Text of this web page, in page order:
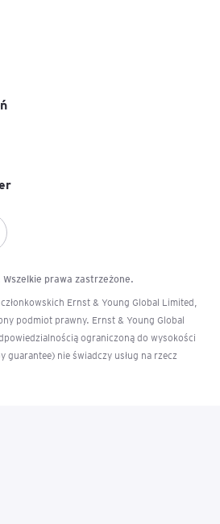
prawa zastrzeżone.
Ernst & Young Global Limited,
podmiot prawny. Ernst & Young Global
ograniczoną do wysokości
guarantee) nie świadczy usług na rzecz